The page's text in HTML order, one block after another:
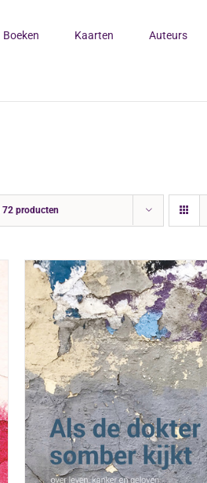
Boeken Kaarten Auteurs
72 producten